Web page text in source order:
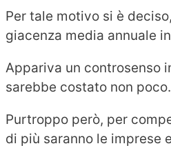
Per tale motivo si è
giacenza media annuale
Appariva un controsenso
sarebbe costato non poco.
Purtroppo però, per
di più saranno le imprese